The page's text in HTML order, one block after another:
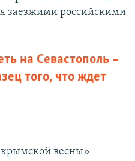
заезжими российскими
на Севастополь –
того, что ждет
весны»